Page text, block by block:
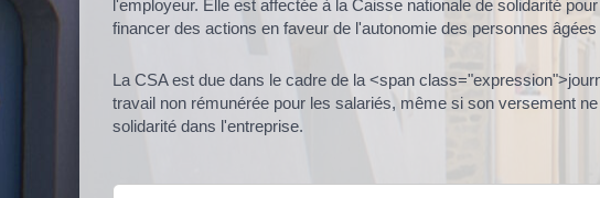
l'employeur. Elle est affectée à la Caisse nationale de solidarité
financer des actions en faveur de l'autonomie des personnes
La CSA est due dans le cadre de la <span
travail non rémunérée pour les salariés, même si son versement
solidarité dans l'entreprise.